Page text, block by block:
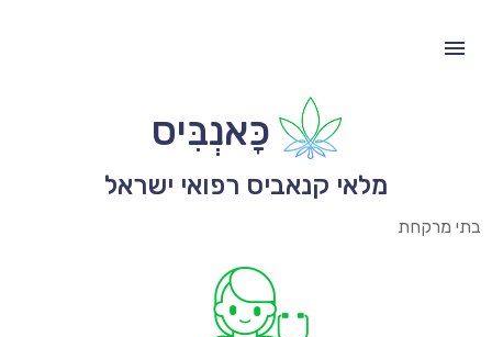
כָּאנְבִּיס
מלאי קנאביס רפואי ישראל
בתי מרקחת